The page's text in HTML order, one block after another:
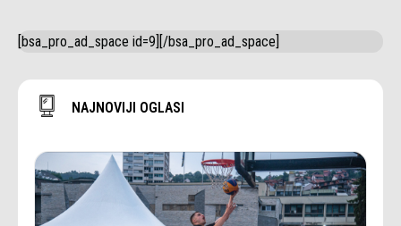
[bsa_pro_ad_space id=9][/bsa_pro_ad_space]
NAJNOVIJI OGLASI